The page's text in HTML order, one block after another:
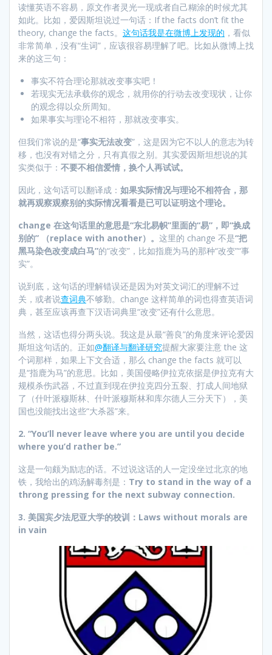
读懂英语不容易，原文作者灵光一现或者自己糊涂的时候尤其
如此。比如，爱因斯坦说过一句话：If the facts don’t fit the
theory, change the facts。 这句话我是在微博上发现的 ，看似
非常简单，没有“生词”，应该很容易理解了吧。比如从微博上找
来的这三句：
事实不符合理论那就改变事实吧！
若现实无法承载你的观念，就用你的行动去改变现状，让你
的观念得以众所周知。
如果事实与理论不相符，那就改变事实。
但我们常说的是“事实无法改变”，这是因为它不以人的意志为转
移，也没有对错之分，只有真假之别。其实爱因斯坦想说的其
实类似于： 不要不相信爱情，换个人再试试。
因此，这句话可以翻译成： 如果实际情况与理论不相符合，那
就再观察观察别的实际情况看看是已可以证明这个理论。
change 在这句话里的意思是“东北易帜”里面的“易”，即“换成
别的” （replace with another）。 这里的 change 不是“把
黑马染色改变成白马”的“改变”，比如指鹿为马的那种“改变”“事
实”。
说到底，这句话的理解错误还是因为对英文词汇的理解不过
关，或者说查词典不够勤。change 这样简单的词也得查英语词
典，甚至应该再查下汉语词典里“改变”还有什么意思。
当然，这话也得分两头说。我这是从最“善良”的角度来评论爱因
斯坦这句话的。正如@翻译与翻译研究提醒大家要注意 the 这
个词那样，如果上下文合适，那么 change the facts 就可以
是“指鹿为马”的意思。比如，美国侵略伊拉克依据是伊拉克有大
规模杀伤武器，不过直到现在伊拉克四分五裂、打成人间地狱
了（什叶派穆斯林、什叶派穆斯林和库尔德人三分天下），美
国也没能找出这些“大杀器”来。
2. “You’ll never leave where you are until you decide
where you’d rather be.”
这是一句颇为励志的话。不过说这话的人一定没坐过北京的地
铁，我给出的鸡汤解毒剂是： Try to stand in the way of a
throng pressing for the next subway connection.
3. 美国宾夕法尼亚大学的校训：Laws without morals are
in vain